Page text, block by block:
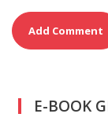
E-BOOK